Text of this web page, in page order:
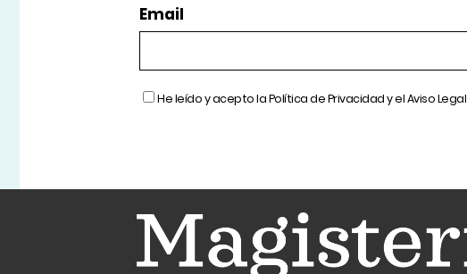
Email
He leído y acepto laPolítica de Privacidady elAviso Legal